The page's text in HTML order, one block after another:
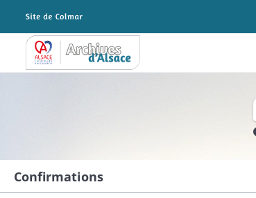
Archives Alsace - Colmar
Confirmations